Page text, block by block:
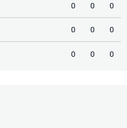
0 0 0
0 0 0
0 0 0